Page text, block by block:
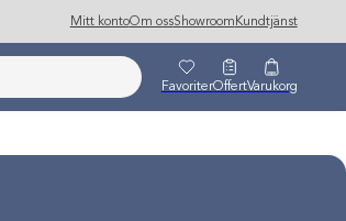
Mitt kontoOm ossShowroom Kundtjänst
FavoriterOffertVarukorg